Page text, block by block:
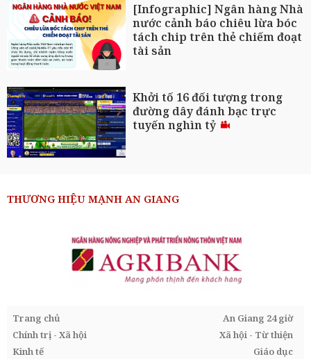
[Infographic] Ngân hàng Nhà
nước cảnh báo chiêu lừa bóc
tách chip trên thẻ chiếm đoạt
tài sản
Khởi tố 16 đối tượng trong
đường dây đánh bạc trực
tuyến nghìn tỷ
THƯƠNG HIỆU MẠNH AN GIANG
Trang chủ
An Giang 24 giờ
Chính trị - Xã hội
Xã hội - Từ thiện
Kinh tế
Giáo dục